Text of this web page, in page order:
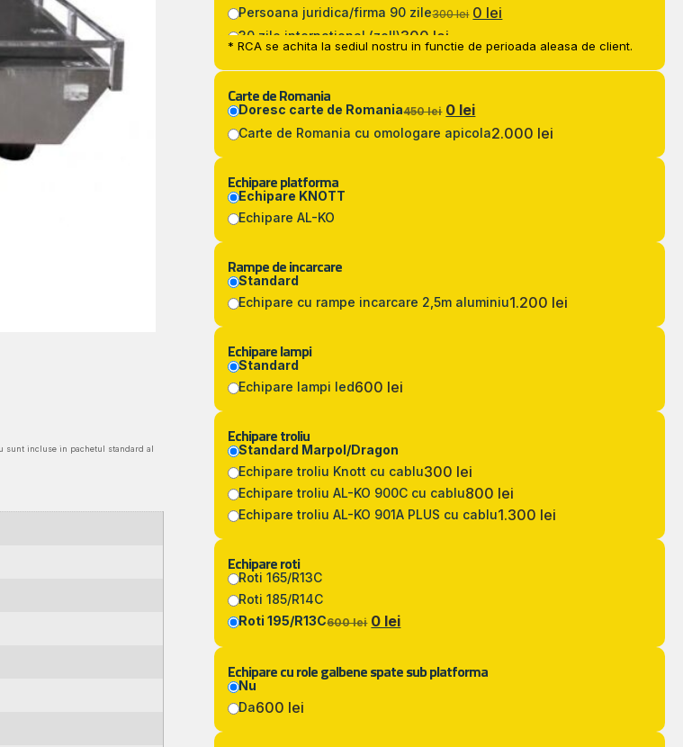
sunt incluse in pachetul standard al
Persoana juridica/firma 90 zile300 lei 0 lei
30 zile international (zoll)300 lei
* RCA se achita la sediul nostru in functie de perioada aleasa de client.
Carte de Romania
Doresc carte de Romania450 lei 0 lei
Carte de Romania cu omologare apicola2.000 lei
Echipare platforma
Echipare KNOTT
Echipare AL-KO
Rampe de incarcare
Standard
Echipare cu rampe incarcare 2,5m aluminiu1.200 lei
Echipare lampi
Standard
Echipare lampi led600 lei
Echipare troliu
Standard Marpol/Dragon
Echipare troliu Knott cu cablu300 lei
Echipare troliu AL-KO 900C cu cablu800 lei
Echipare troliu AL-KO 901A PLUS cu cablu1.300 lei
Echipare roti
Roti 165/R13C
Roti 185/R14C
Roti 195/R13C600 lei 0 lei
Echipare cu role galbene spate sub platforma
Nu
Da600 lei